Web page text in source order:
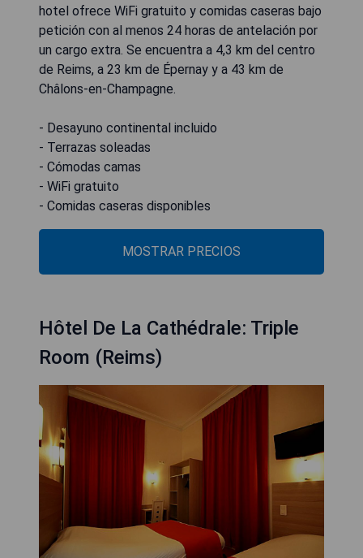
hotel ofrece WiFi gratuito y comidas caseras bajo
petición con al menos 24 horas de antelación por
un cargo extra. Se encuentra a 4,3 km del centro
de Reims, a 23 km de Épernay y a 43 km de
Châlons-en-Champagne.
- Desayuno continental incluido
- Terrazas soleadas
- Cómodas camas
- WiFi gratuito
- Comidas caseras disponibles
MOSTRAR PRECIOS
Hôtel De La Cathédrale: Triple
Room (Reims)